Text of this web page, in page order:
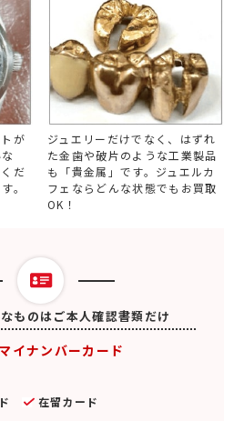
が
だ
。
ジュエリーだけでなく、はずれ
た金歯や破片のような工業製品
も「貴金属」です。ジュエルカ
フェならどんな状態でもお買取
OK！
ものはご本人確認書類だけ
マイナンバーカード
在留カード